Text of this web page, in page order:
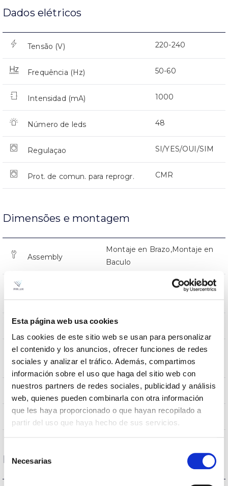
Esta página web usa cookies
Las cookies de este sitio web se usan para personalizar
el contenido y los anuncios, ofrecer funciones de redes
sociales y analizar el tráfico. Además, compartimos
información sobre el uso que haga del sitio web con
nuestros partners de redes sociales, publicidad y análisis
web, quienes pueden combinarla con otra información
que les haya proporcionado o que hayan recopilado a
partir del uso que haya hecho de sus servicios.
de Necesarias
Dados elétricos
Tensão (V) 220-240
Frequência (Hz) 50-60
Intensidad (mA) 1000
Número de leds 48
Regulaçao SI/YES/OUI/SIM
Prot. de comun. para reprogr. CMR
Dimensões e montagem
Assembly
Montaje en Brazo,Montaje en
Baculo
vento
Dimensão 640x280x112
Posição de
montagem
BACULO,BRAZO
Junção SI/YES/OUI/SIM
Iluminação Directa
Dados ópticos